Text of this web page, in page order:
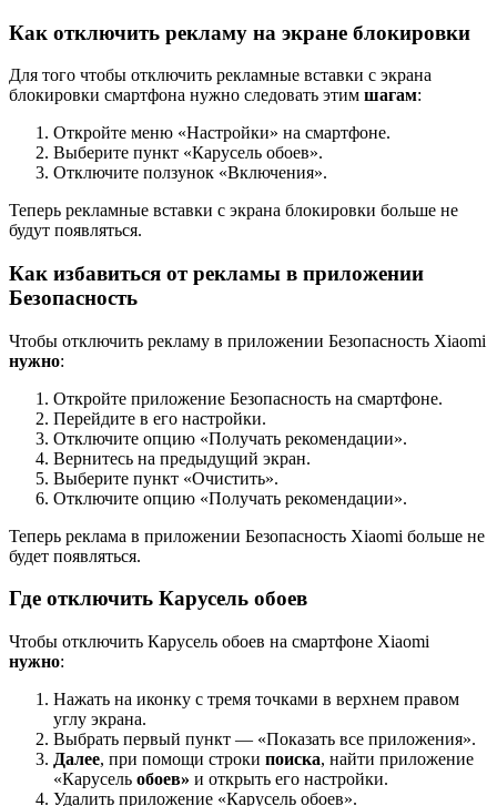
Как отключить рекламу на экране блокировки
Для того чтобы отключить рекламные вставки с экрана
блокировки смартфона нужно следовать этим шагам:
Откройте меню «Настройки» на смартфоне.
Выберите пункт «Карусель обоев».
Отключите ползунок «Включения».
Теперь рекламные вставки с экрана блокировки больше не
будут появляться.
Как избавиться от рекламы в приложении
Безопасность
Чтобы отключить рекламу в приложении Безопасность Xiaomi
нужно:
Откройте приложение Безопасность на смартфоне.
Перейдите в его настройки.
Отключите опцию «Получать рекомендации».
Вернитесь на предыдущий экран.
Выберите пункт «Очистить».
Отключите опцию «Получать рекомендации».
Теперь реклама в приложении Безопасность Xiaomi больше не
будет появляться.
Где отключить Карусель обоев
Чтобы отключить Карусель обоев на смартфоне Xiaomi
нужно:
Нажать на иконку с тремя точками в верхнем правом
углу экрана.
Выбрать первый пункт — «Показать все приложения».
Далее, при помощи строки поиска, найти приложение
«Карусель обоев» и открыть его настройки.
Удалить приложение «Карусель обоев».